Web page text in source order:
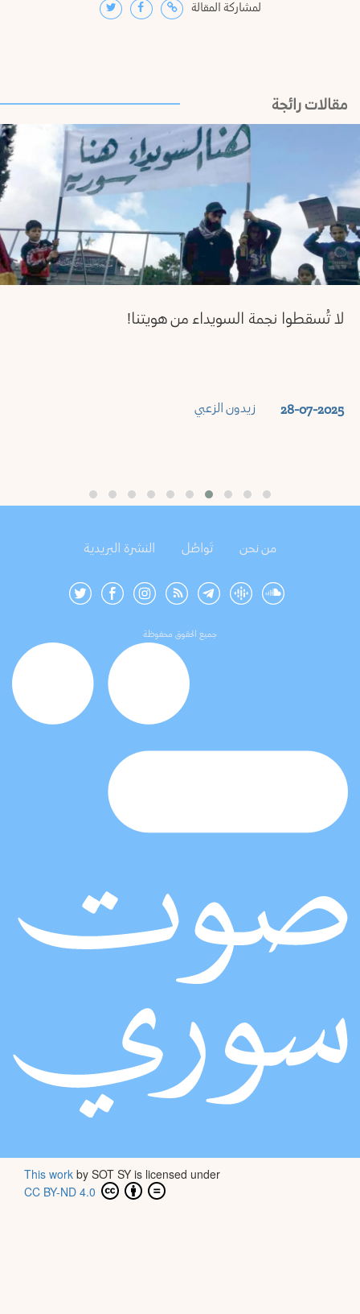
لمشاركة المقالة
مقالات رائجة
«شراكة الخيل» في السويداء: محاولة لاستعادة الدم
كمال شاهين 27-07-2025
من نحن تَواصُل النشرة البريدية
جميع الحقوق محفوظة
This work by SOT SY is licensed under
CC BY-ND 4.0